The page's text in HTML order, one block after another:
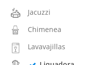
Jacuzzi
Chimenea
Lavavajillas